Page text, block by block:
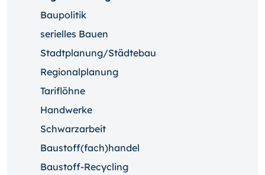
Baupolitik
serielles Bauen
Stadtplanung/Städtebau
Regionalplanung
Tariflöhne
Handwerke
Schwarzarbeit
Baustoff(fach)handel
Baustoff-Recycling